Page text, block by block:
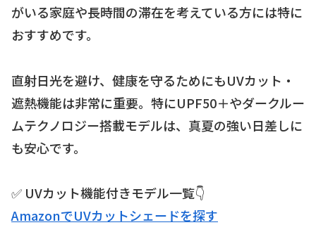
がいる家庭や長時間の滞在を考えている方には特に
おすすめです。
直射日光を避け、健康を守るためにもUVカット・
遮熱機能は非常に重要。特にUPF50＋やダークルー
ムテクノロジー搭載モデルは、真夏の強い日差しに
も安心です。
✅ UVカット機能付きモデル一覧👇
AmazonでUVカットシェードを探す